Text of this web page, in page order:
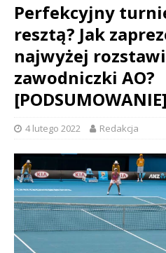
Perfekcyjny
resztą? Jak
najwyżej
zawodniczki AO?
[PODSUMOWANIE]
4 lutego 2022 Redakcja